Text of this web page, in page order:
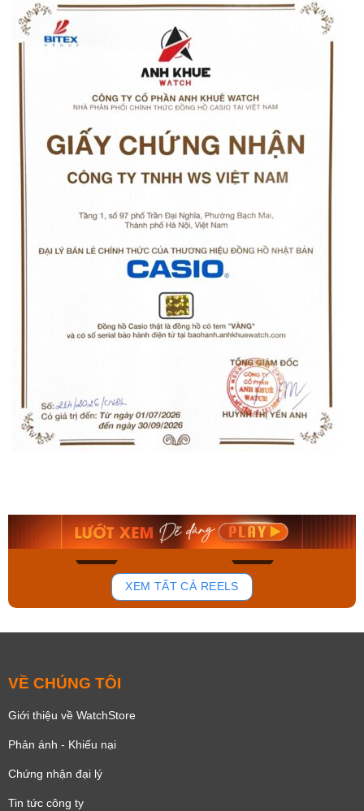
136
Mua ngay Mua ngay
XEM TẤT CẢ REELS
VỀ CHÚNG TÔI
Giới thiệu về WatchStore
Phản ánh - Khiếu nại
Chứng nhận đại lý
Tin tức công ty